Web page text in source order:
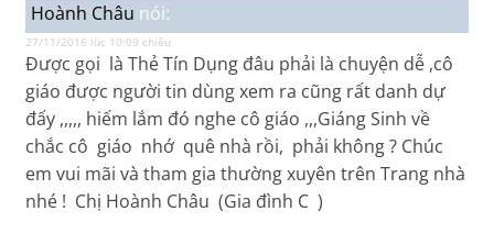
Hoành Châu nói:
27/11/2016 lúc 10:09 chiều
Được gọi là Thẻ Tín Dụng đâu phải là chuyện dễ ,cô
giáo được người tin dùng xem ra cũng rất danh dự
đấy ,,,,, hiếm lắm đó nghe cô giáo ,,,Giáng Sinh về
chắc cô giáo nhớ quê nhà rồi, phải không ? Chúc
em vui mãi và tham gia thường xuyên trên Trang nhà
nhé ! Chị Hoành Châu (Gia đình C )